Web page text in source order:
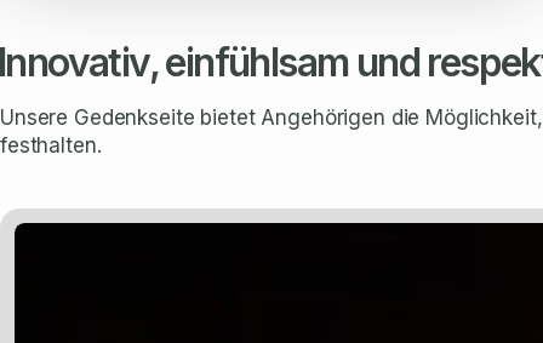
einfühlsam und
Unsere Gedenkseite bietet Angehörigen die
festhalten.